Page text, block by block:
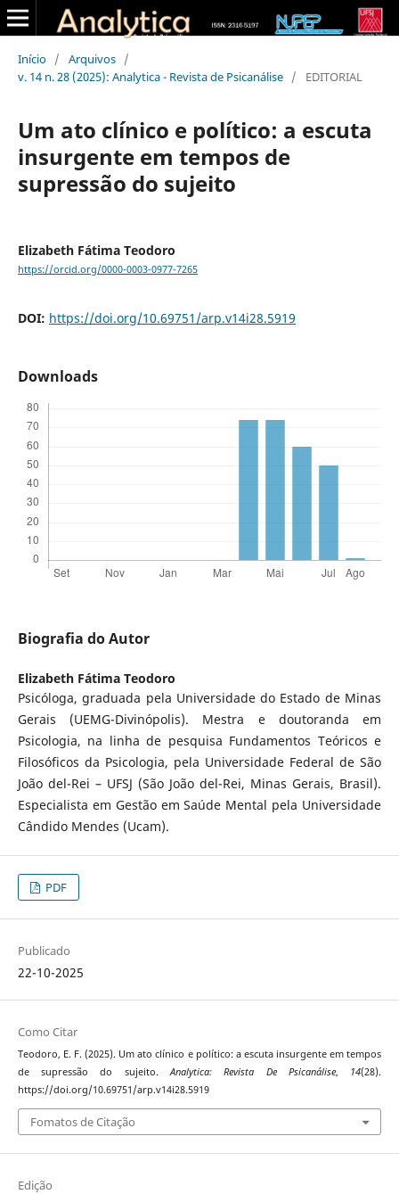
Início / Arquivos /
v. 14 n. 28 (2025): Analytica - Revista de Psicanálise / EDITORIAL
Um ato clínico e político: a escuta
insurgente em tempos de
supressão do sujeito
Elizabeth Fátima Teodoro
https://orcid.org/0000-0003-0977-7265
DOI: https://doi.org/10.69751/arp.v14i28.5919
Downloads
Biografia do Autor
Elizabeth Fátima Teodoro
Psicóloga, graduada pela Universidade do Estado de Minas
Gerais (UEMG-Divinópolis). Mestra e doutoranda em
Psicologia, na linha de pesquisa Fundamentos Teóricos e
Filosóficos da Psicologia, pela Universidade Federal de São
João del-Rei – UFSJ (São João del-Rei, Minas Gerais, Brasil).
Especialista em Gestão em Saúde Mental pela Universidade
Cândido Mendes (Ucam).
PDF
Publicado
22-10-2025
Como Citar
Teodoro, E. F. (2025). Um ato clínico e político: a escuta insurgente em tempos
de supressão do sujeito.Analytica: Revista De Psicanálise, 14(28).
https://doi.org/10.69751/arp.v14i28.5919
Fomatos de Citação
Edição